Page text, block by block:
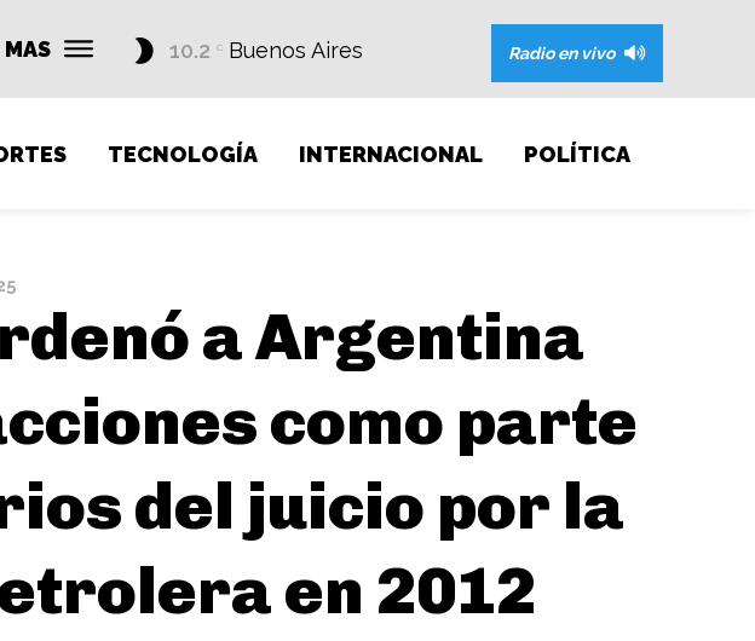
MAS 10.2 C Buenos Aires Radio en vivo
TECNOLOGÍA INTERNACIONAL POLÍTICA
a Argentina
como parte
del juicio por la
en 2012